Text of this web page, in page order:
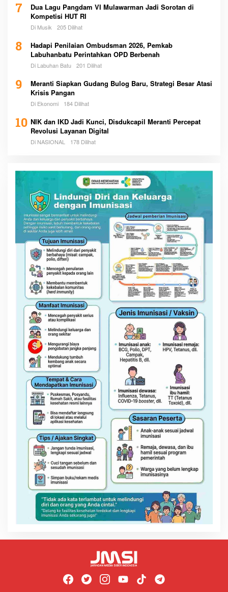
7
Dua Lagu Pangdam VI Mulawarman Jadi Sorotan di
Kompetisi HUT RI
Di Musik 205 Dilihat
8
Hadapi Penilaian Ombudsman 2026, Pemkab
Labuhanbatu Perintahkan OPD Berbenah
Di Labuhan Batu 201 Dilihat
9
Meranti Siapkan Gudang Bulog Baru, Strategi Besar Atasi
Krisis Pangan
Di Ekonomi 184 Dilihat
10 NIK dan IKD Jadi Kunci, Disdukcapil Meranti Percepat
Revolusi Layanan Digital
Di NASIONAL 178 Dilihat